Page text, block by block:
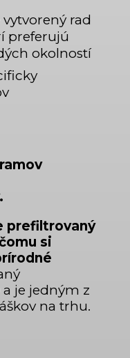
vytvorený rad
preferujú
okolností
prefiltrovaný
si
je jedným z
na trhu.